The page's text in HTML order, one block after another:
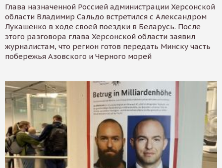
Глава назначенной Россией администрации Херсонской
области Владимир Сальдо встретился с Александром
Лукашенко в ходе своей поездки в Беларусь. После
этого разговора глава Херсонской области заявил
журналистам, что регион готов передать Минску часть
побережья Азовского и Черного морей